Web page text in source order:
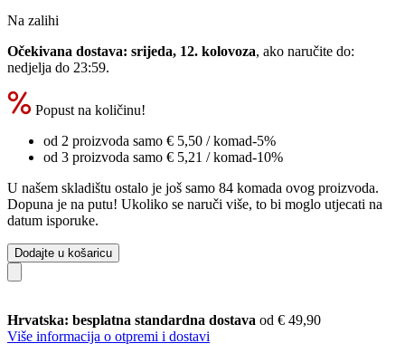
Na zalihi
Očekivana dostava: srijeda, 12. kolovoza, ako naručite do:
nedjelja do 23:59.
Popust na količinu!
od 2 proizvoda samo € 5,50 / komad-5%
od 3 proizvoda samo € 5,21 / komad-10%
U našem skladištu ostalo je još samo 84 komada ovog proizvoda.
Dopuna je na putu! Ukoliko se naruči više, to bi moglo utjecati na
datum isporuke.
Dodajte u košaricu
Hrvatska: besplatna standardna dostava od € 49,90
Više informacija o otpremi i dostavi